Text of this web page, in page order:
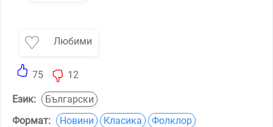
Любими
75 12
Език:
Български
Формат:
Новини Класика Фолклор